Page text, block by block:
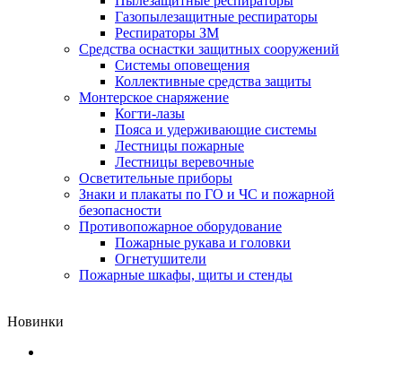
Газопылезащитные респираторы
Респираторы ЗМ
Средства оснастки защитных сооружений
Системы оповещения
Коллективные средства защиты
Монтерское снаряжение
Когти-лазы
Пояса и удерживающие системы
Лестницы пожарные
Лестницы веревочные
Осветительные приборы
Знаки и плакаты по ГО и ЧС и пожарной
безопасности
Противопожарное оборудование
Пожарные рукава и головки
Огнетушители
Пожарные шкафы, щиты и стенды
Новинки